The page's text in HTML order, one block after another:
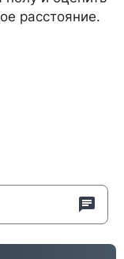
расстояние.